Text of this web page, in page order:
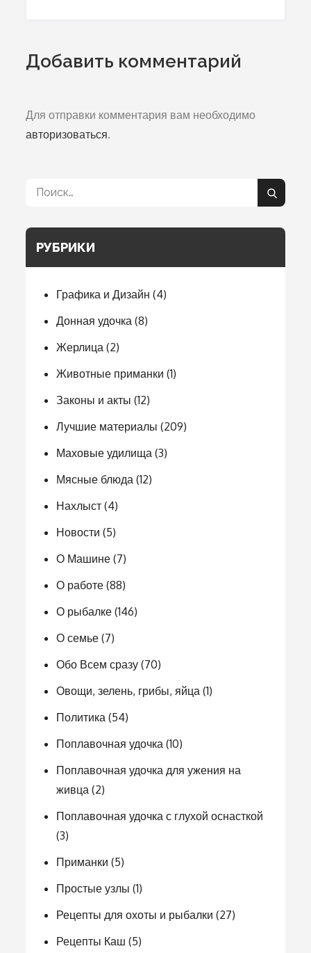
Добавить комментарий
Для отправки комментария вам необходимо
авторизоваться.
Поиск:
Поиск
РУБРИКИ
Графика и Дизайн (4)
Донная удочка (8)
Жерлица (2)
Животные приманки (1)
Законы и акты (12)
Лучшие материалы (209)
Маховые удилища (3)
Мясные блюда (12)
Нахлыст (4)
Новости (5)
О Машине (7)
О работе (88)
О рыбалке (146)
О семье (7)
Обо Всем сразу (70)
Овощи, зелень, грибы, яйца (1)
Политика (54)
Поплавочная удочка (10)
Поплавочная удочка для ужения на
живца (2)
Поплавочная удочка с глухой оснасткой
(3)
Приманки (5)
Простые узлы (1)
Рецепты для охоты и рыбалки (27)
Рецепты Каш (5)